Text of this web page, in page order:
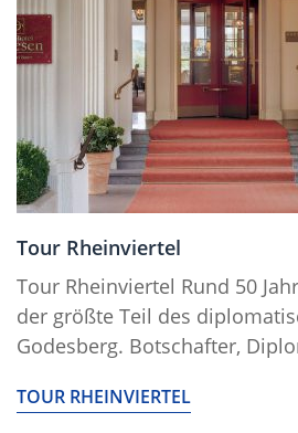
Tour Rheinviertel
Tour Rheinviertel Rund 50
der größte Teil des
Godesberg. Botschafter,
TOUR RHEINVIERTEL